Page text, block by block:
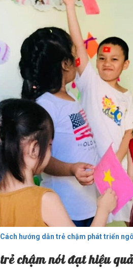
Cách hướng dẫn trẻ chậm phát triển
chậm nói đạt hiệu